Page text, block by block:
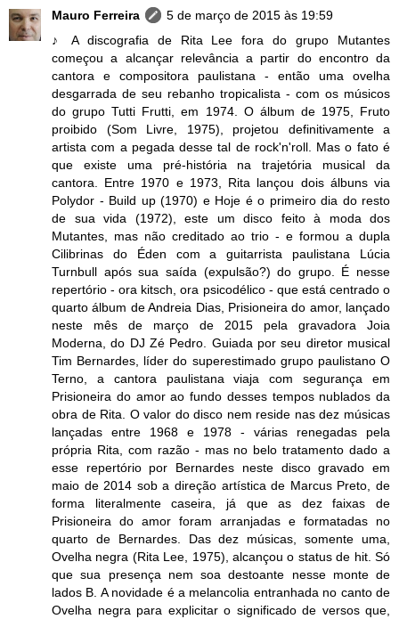
Mauro Ferreira
5 de março de 2015 às 19:59
♪ A discografia de Rita Lee fora do grupo Mutantes
começou a alcançar relevância a partir do encontro da
cantora e compositora paulistana - então uma ovelha
desgarrada de seu rebanho tropicalista - com os músicos
do grupo Tutti Frutti, em 1974. O álbum de 1975, Fruto
proibido (Som Livre, 1975), projetou definitivamente a
artista com a pegada desse tal de rock'n'roll. Mas o fato é
que existe uma pré-história na trajetória musical da
cantora. Entre 1970 e 1973, Rita lançou dois álbuns via
Polydor - Build up (1970) e Hoje é o primeiro dia do resto
de sua vida (1972), este um disco feito à moda dos
Mutantes, mas não creditado ao trio - e formou a dupla
Cilibrinas do Éden com a guitarrista paulistana Lúcia
Turnbull após sua saída (expulsão?) do grupo. É nesse
repertório - ora kitsch, ora psicodélico - que está centrado o
quarto álbum de Andreia Dias, Prisioneira do amor, lançado
neste mês de março de 2015 pela gravadora Joia
Moderna, do DJ Zé Pedro. Guiada por seu diretor musical
Tim Bernardes, líder do superestimado grupo paulistano O
Terno, a cantora paulistana viaja com segurança em
Prisioneira do amor ao fundo desses tempos nublados da
obra de Rita. O valor do disco nem reside nas dez músicas
lançadas entre 1968 e 1978 - várias renegadas pela
própria Rita, com razão - mas no belo tratamento dado a
esse repertório por Bernardes neste disco gravado em
maio de 2014 sob a direção artística de Marcus Preto, de
forma literalmente caseira, já que as dez faixas de
Prisioneira do amor foram arranjadas e formatadas no
quarto de Bernardes. Das dez músicas, somente uma,
Ovelha negra (Rita Lee, 1975), alcançou o status de hit. Só
que sua presença nem soa destoante nesse monte de
lados B. A novidade é a melancolia entranhada no canto de
Ovelha negra para explicitar o significado de versos que,